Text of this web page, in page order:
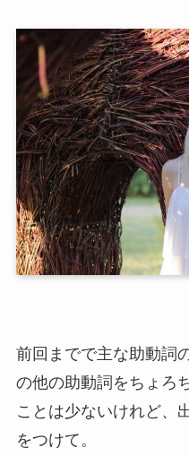
前回までで主な助動詞
の他の助動詞をちょろ
ことは少ないけれど、
をつけて。